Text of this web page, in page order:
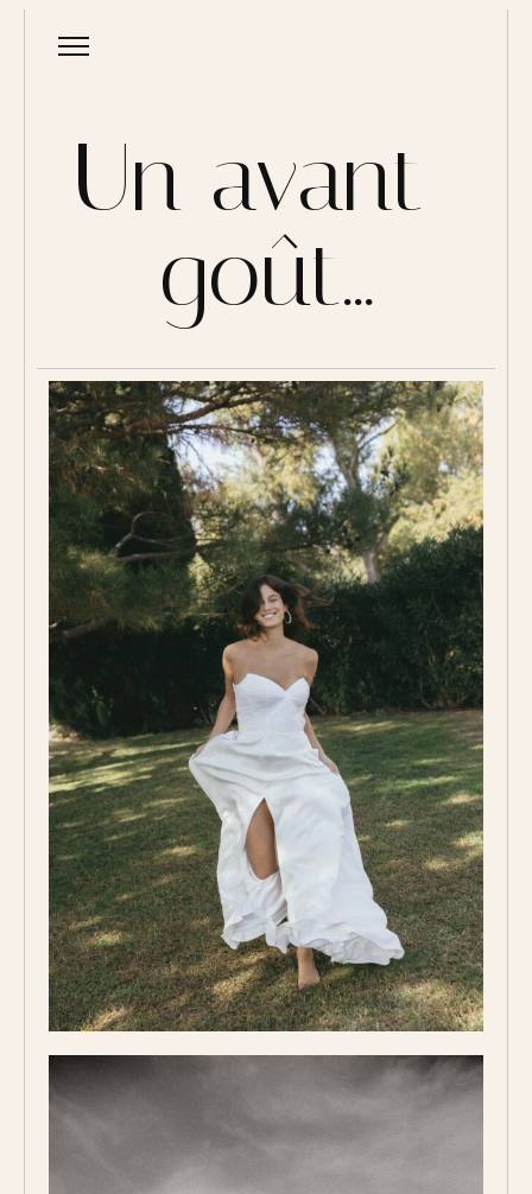
Un avant-
goût...